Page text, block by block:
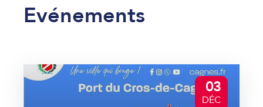
Evénements
03
DÉC